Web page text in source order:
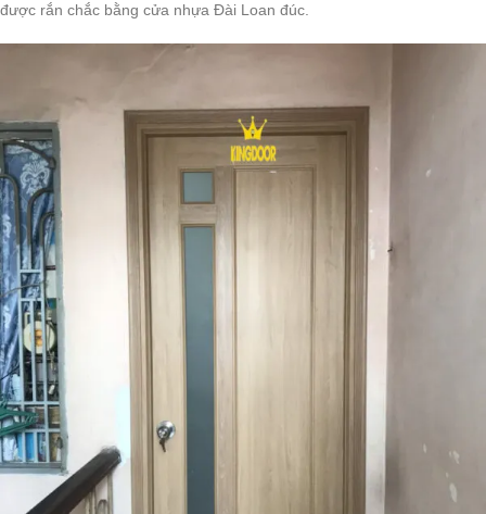
được rắn chắc bằng cửa nhựa Đài Loan đúc.